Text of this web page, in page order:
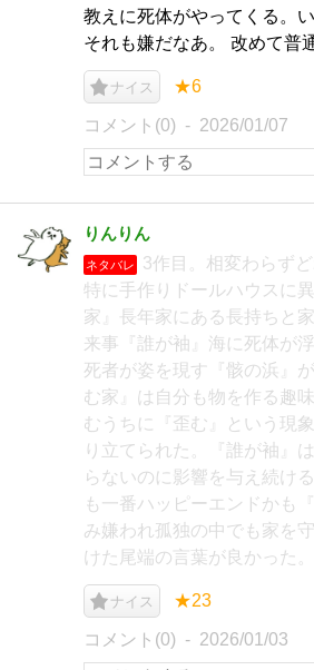
教えに死体がやってくる。
それも嫌だなあ。 改めて普
ナイス ★6
コメント(0) 2026/01/07
りんりん
ネタバレ
3作目。相変わらず
特に手作りドールハウスに
家』長年家にある長持ちと
来事『誰が袖』海に死体が
死者が姿を現す『骸の浜』
む家』は自分も物を作る趣
むうちに『歪む』という現
り立てられた。『誰が袖』
らないのに影響を与え続け
も一番ハッピーエンドかも
み嫌われ孤独の中でも家を
けた尾端の言葉が良かった。
ナイス ★23
コメント(0) 2026/01/03